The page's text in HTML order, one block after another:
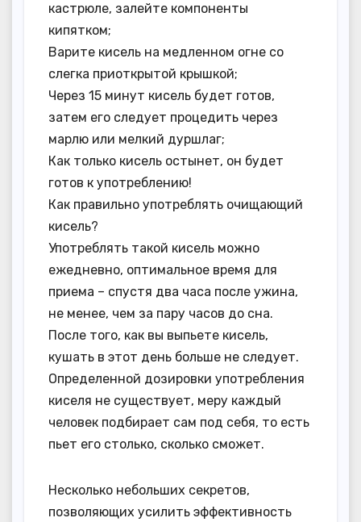
кастрюле, залейте компоненты
кипятком;
Варите кисель на медленном огне со
слегка приоткрытой крышкой;
Через 15 минут кисель будет готов,
затем его следует процедить через
марлю или мелкий дуршлаг;
Как только кисель остынет, он будет
готов к употреблению!
Как правильно употреблять очищающий
кисель?
Употреблять такой кисель можно
ежедневно, оптимальное время для
приема – спустя два часа после ужина,
не менее, чем за пару часов до сна.
После того, как вы выпьете кисель,
кушать в этот день больше не следует.
Определенной дозировки употребления
киселя не существует, меру каждый
человек подбирает сам под себя, то есть
пьет его столько, сколько сможет.
Несколько небольших секретов,
позволяющих усилить эффективность